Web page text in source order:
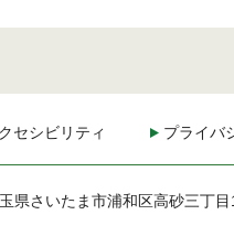
セシビリティ プライバ
県さいたま市浦和区高砂三丁